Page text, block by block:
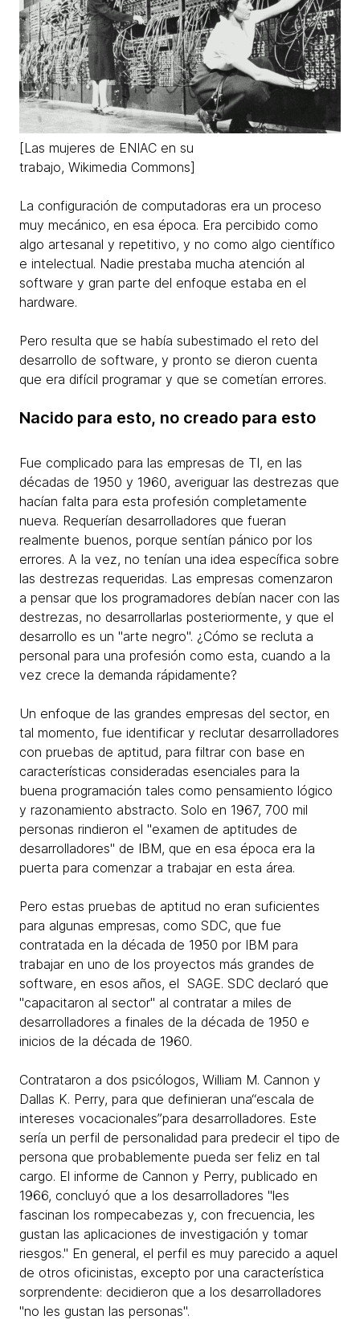
[Las mujeres de ENIAC en su
trabajo, Wikimedia Commons]
La configuración de computadoras era un proceso
muy mecánico, en esa época. Era percibido como
algo artesanal y repetitivo, y no como algo científico
e intelectual. Nadie prestaba mucha atención al
software y gran parte del enfoque estaba en el
hardware.
Pero resulta que se había subestimado el reto del
desarrollo de software, y pronto se dieron cuenta
que era difícil programar y que se cometían errores.​
Nacido para esto, no creado para esto
Fue complicado para las empresas de TI, en las
décadas de 1950 y 1960, averiguar las destrezas que
hacían falta para esta profesión completamente
nueva. Requerían desarrolladores que fueran
realmente buenos, porque sentían pánico por los
errores. A la vez, no tenían una idea específica sobre
las destrezas requeridas. Las empresas comenzaron
a pensar que los programadores debían nacer con las
destrezas, no desarrollarlas posteriormente, y que el
desarrollo es un "arte negro". ¿Cómo se recluta a
personal para una profesión como esta, cuando a la
vez crece la demanda rápidamente?
Un enfoque de las grandes empresas del sector, en
tal momento, fue identificar y reclutar desarrolladores
con pruebas de aptitud, para filtrar con base en
características consideradas esenciales para la
buena programación tales como pensamiento lógico
y razonamiento abstracto. Solo en 1967, 700 mil
personas rindieron el "examen de aptitudes de
desarrolladores" de IBM, que en esa época era la
puerta para comenzar a trabajar en esta área.
Pero estas pruebas de aptitud no eran suficientes
para algunas empresas, como SDC, que fue
contratada en la década de 1950 por IBM para
trabajar en uno de los proyectos más grandes de
software, en esos años, el SAGE. SDC declaró que
"capacitaron al sector" al contratar a miles de
desarrolladores a finales de la década de 1950 e
inicios de la década de 1960.
Contrataron a dos psicólogos, William M. Cannon y
Dallas K. Perry, para que definieran una“escala de
intereses vocacionales”para desarrolladores. Este
sería un perfil de personalidad para predecir el tipo de
persona que probablemente pueda ser feliz en tal
cargo. El informe de Cannon y Perry, publicado en
1966, concluyó que a los desarrolladores "les
fascinan los rompecabezas y, con frecuencia, les
gustan las aplicaciones de investigación y tomar
riesgos." En general, el perfil es muy parecido a aquel
de otros oficinistas, excepto por una característica
sorprendente: decidieron que a los desarrolladores
"no les gustan las personas".​